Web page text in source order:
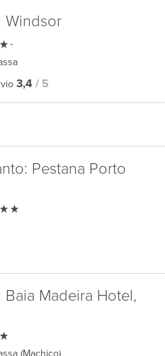
Windsor
-
3,4 / 5
Pestana Porto
Baia Madeira Hotel,
(Machico)